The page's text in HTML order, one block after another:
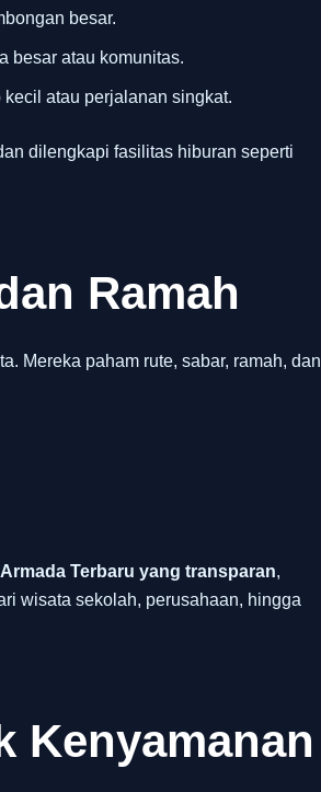
besar.
besar atau komunitas.
atau perjalanan singkat.
dilengkapi fasilitas hiburan seperti
Ramah
Mereka paham rute, sabar, ramah, dan
Terbaru yang transparan,
wisata sekolah, perusahaan, hingga
Kenyamanan